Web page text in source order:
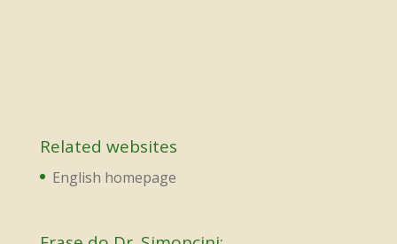
Related websites
English homepage